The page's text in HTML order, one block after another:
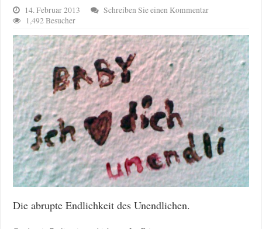
14. Februar 2013
Schreiben Sie einen Kommentar
1,492 Besucher
Die abrupte Endlichkeit des Unendlichen.